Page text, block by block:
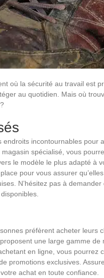
où la sécurité au travail est
au quotidien. Mais où
endroits incontournables pour
spécialisé, vous
le modèle le plus adapté à
pour vous assurer
N’hésitez pas à
préfèrent acheter leurs
une large gamme
en ligne, vous pourrez
promotions exclusives.
achat en toute confiance.